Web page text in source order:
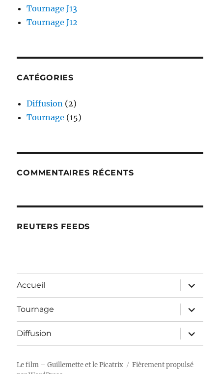
Tournage J13
Tournage J12
CATÉGORIES
Diffusion (2)
Tournage (15)
COMMENTAIRES RÉCENTS
REUTERS FEEDS
Accueil
ouvrir
le
sous-
menu
Tournage
ouvrir
le
sous-
menu
Diffusion
ouvrir
le
sous-
Le film – Guillemette et le Picatrix
Fièrement propulsé